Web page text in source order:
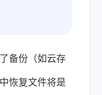
备份（如云存
恢复文件将是